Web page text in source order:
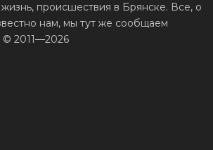
жизнь, происшествия в Брянске. Все, о
нам, мы тут же сообщаем
© 2011—2026